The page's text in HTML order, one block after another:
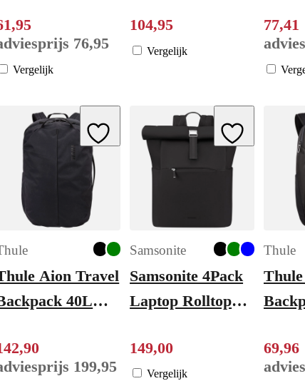
-
stripe
,95
76,95
Vergelijk
104,95
Vergelijk
black
77,41
Add to Wishlist
Aion Travel
40L
,90
199,95
Add to Wishlist
Samsonite
Samsonite 4Pack
Laptop Rolltop
black
149,00
Vergelijk
Thule
69,96